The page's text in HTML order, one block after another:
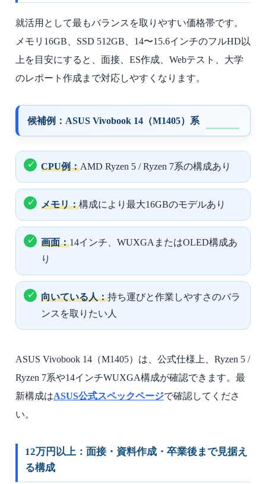
就活用として最もバランスを取りやすい価格帯です。
メモリ16GB、SSD 512GB、14〜15.6インチのフルHD以
上を目安にすると、面接、ES作成、Webテスト、大学
のレポート作成まで対応しやすくなります。
候補例：ASUS Vivobook 14（M1405）系
CPU例：AMD Ryzen 5 / Ryzen 7系の構成あり
メモリ：構成により最大16GBのモデルあり
画面：14インチ、WUXGAまたはOLED構成あ
り
向いている人：持ち運びと作業しやすさのバラ
ンスを取りたい人
ASUS Vivobook 14（M1405）は、公式仕様上、Ryzen 5 /
Ryzen 7系や14インチWUXGA構成が確認できます。最
新構成はASUS公式スペックページで確認してくださ
い。
12万円以上：面接・資料作成・卒業後まで見据え
る構成